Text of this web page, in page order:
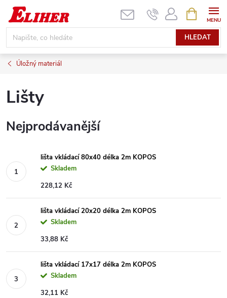
Přejít
obsah
HLEDAT
NÁKUPNÍ
KOŠÍK
Úložný materiál
Lišty
Nejprodávanější
lišta vkládací 80x40 délka 2m KOPOS
Skladem
228,12 Kč
lišta vkládací 20x20 délka 2m KOPOS
Skladem
33,88 Kč
lišta vkládací 17x17 délka 2m KOPOS
Skladem
32,11 Kč